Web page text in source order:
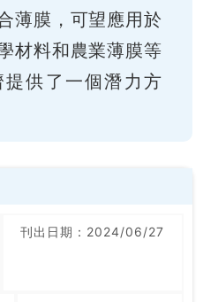
薄膜，可望應用於
材料和農業薄膜等
供了一個潛力方
刊出日期：2024/06/27